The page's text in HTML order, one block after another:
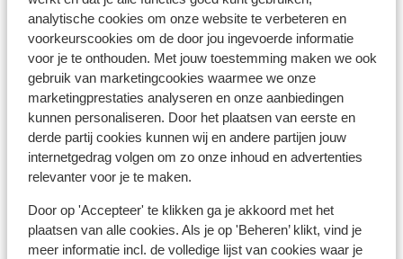
analytische cookies om onze website te verbeteren en
voorkeurscookies om de door jou ingevoerde informatie
voor je te onthouden. Met jouw toestemming maken we ook
gebruik van marketingcookies waarmee we onze
marketingprestaties analyseren en onze aanbiedingen
kunnen personaliseren. Door het plaatsen van eerste en
derde partij cookies kunnen wij en andere partijen jouw
internetgedrag volgen om zo onze inhoud en advertenties
relevanter voor je te maken.
Door op 'Accepteer' te klikken ga je akkoord met het
plaatsen van alle cookies. Als je op 'Beheren’ klikt, vind je
meer informatie incl. de volledige lijst van cookies waar je
kilometer: Salzburg circa 108 kilometer, Innsbruck
circa 77 kilometer
Afstand tot treinstation wörgl circa 16 kilometer
Skipiste: 550 m
Skibushalte: 550 m
Skilift schatzbergbahn: 550 m
(Mini)supermarkt: 800 m
Rustig gelegen
Aan een licht hellende weg
Skipas, -les en verhuur